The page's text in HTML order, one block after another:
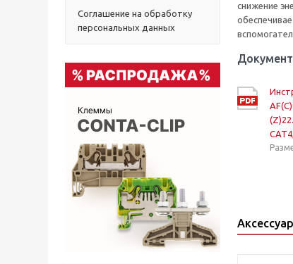
Соглашение на обработку
персональных данных
снижение